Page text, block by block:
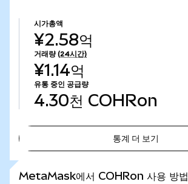
시가총액
¥2.58억
거래량 (24시간)
¥1.14억
유통 중인 공급량
4.30천 COHRon
통계 더 보기
MetaMask에서 COHRon 사용 방법